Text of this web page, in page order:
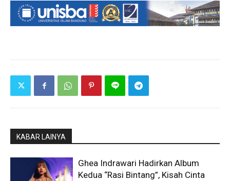
KABAR LAINYA
Ghea Indrawari Hadirkan Album
Kedua “Rasi Bintang”, Kisah Cinta